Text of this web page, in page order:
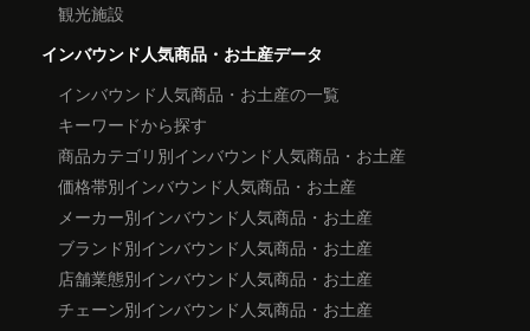
観光施設
インバウンド人気商品・お土産データ
インバウンド人気商品・お土産の一覧
キーワードから探す
商品カテゴリ別インバウンド人気商品・お土産
価格帯別インバウンド人気商品・お土産
メーカー別インバウンド人気商品・お土産
ブランド別インバウンド人気商品・お土産
店舗業態別インバウンド人気商品・お土産
チェーン別インバウンド人気商品・お土産